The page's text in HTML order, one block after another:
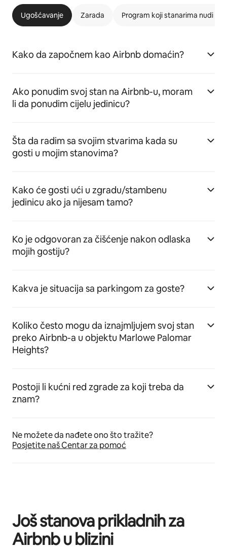
Ugošćavanje Zarada Program koji stanarima nudi
Kako da započnem kao Airbnb domaćin?
Ako ponudim svoj stan na Airbnb-u, moram
li da ponudim cijelu jedinicu?
Šta da radim sa svojim stvarima kada su
gosti u mojim stanovima?
Kako će gosti ući u zgradu/stambenu
jedinicu ako ja nijesam tamo?
Ko je odgovoran za čišćenje nakon odlaska
mojih gostiju?
Kakva je situacija sa parkingom za goste?
Koliko često mogu da iznajmljujem svoj stan
preko Airbnb-a u objektu Marlowe Palomar
Heights?
Postoji li kućni red zgrade za koji treba da
znam?
Ne možete da nađete ono što tražite?
Posjetite naš Centar za pomoć
Još stanova prikladnih za
Airbnb u blizini